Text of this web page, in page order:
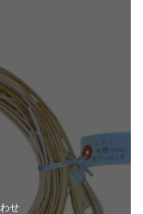
せ